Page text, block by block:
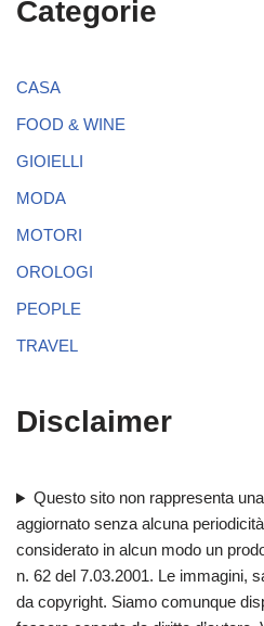
Categorie
CASA
FOOD & WINE
GIOIELLI
MODA
MOTORI
OROLOGI
PEOPLE
TRAVEL
Disclaimer
Questo sito non rappresenta
aggiornato senza alcuna
considerato in alcun modo un
n. 62 del 7.03.2001. Le immagini,
da copyright. Siamo comunque